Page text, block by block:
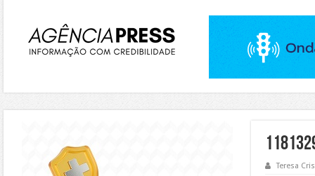
Teresa